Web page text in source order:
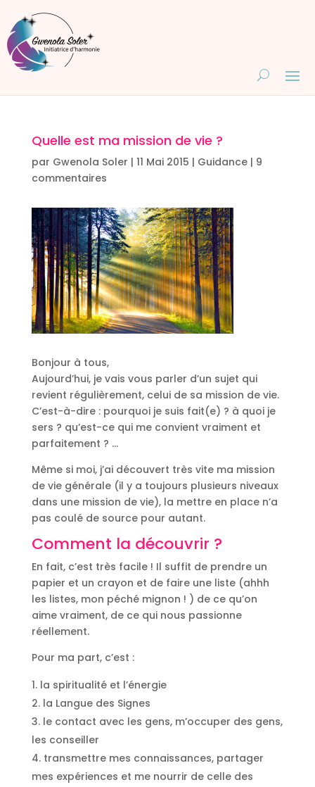
Quelle est ma mission de vie ?
par Gwenola Soler | 11 Mai 2015 | Guidance| 9
commentaires
Bonjour à tous,
Aujourd’hui, je vais vous parler d’un sujet qui
revient régulièrement, celui de sa mission de vie.
C’est-à-dire : pourquoi je suis fait(e) ? à quoi je
sers ? qu’est-ce qui me convient vraiment et
parfaitement ? …
Même si moi, j’ai découvert très vite ma mission
de vie générale (il y a toujours plusieurs niveaux
dans une mission de vie), la mettre en place n’a
pas coulé de source pour autant.
Comment la découvrir ?
En fait, c’est très facile ! Il suffit de prendre un
papier et un crayon et de faire une liste (ahhh
les listes, mon péché mignon ! ) de ce qu’on
aime vraiment, de ce qui nous passionne
réellement.
Pour ma part, c’est :
la spiritualité et l’énergie
la Langue des Signes
le contact avec les gens, m’occuper des gens,
les conseiller
transmettre mes connaissances, partager
mes expériences et me nourrir de celle des